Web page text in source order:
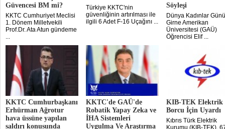
Güvencesi BM mi?
KKTC Cumhuriyet Meclisi
1. Dönem Milletvekili
Prof.Dr. Ata Atun gündeme
...
Türkiye KKTC'nin
güvenliğinin artırılması ile
ilgili 6 Adet F-16 Uçağını ...
Söyleşi
Dünya Kadınlar
Girne Amerikan
Üniversitesi (GAÜ)
Öğrencisi Elif ...
KKTC Cumhurbaşkanı
Erhürman Ağrotur
hava üssüne yapılan
saldırı konusunda
KKTC'de GAÜ'de
Robatik Yapay Zeka ve
İHA Sistemleri
Uygulma Ve Araştırma
KIB-TEK Elektrik
Borcu İçin Uyardı
Kıbrıs Türk Elektrik
Kurumu (KIB-TEK),